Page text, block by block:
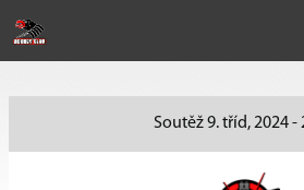
Soutěž 9. tříd, 2024 -